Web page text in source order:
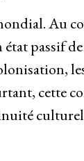
Au
passif
cette